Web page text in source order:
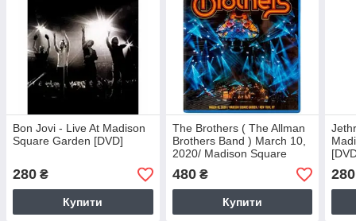
Bon Jovi - Live At Madison
Square Garden [DVD]
280 ₴
Купити
The Brothers ( The Allman
Brothers Band ) March 10,
2020/ Madison Square
Garden [ Blu-ray ]
480₴
Купити
280